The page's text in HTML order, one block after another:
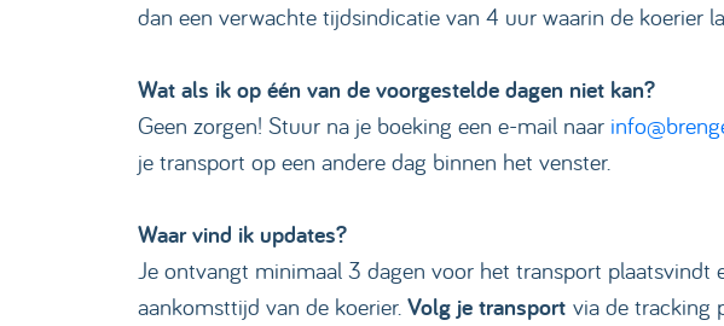
dan een verwachte tijdsindicatie van 4 uur waarin de koerier
Wat als ik op één van de voorgestelde dagen niet kan?
Geen zorgen! Stuur na je boeking een e-mail naar
je transport op een andere dag binnen het venster.
Waar vind ik updates?
Je ontvangt minimaal 3 dagen voor het transport plaatsvindt
aankomsttijd van de koerier. Volg je transport via de tracking